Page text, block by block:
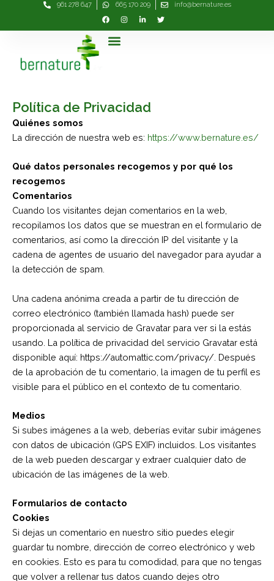
961 278 647 665 170 209 info@bernature.es
Menú
Política de Privacidad
Quiénes somos
La dirección de nuestra web es: https://www.bernature.es/
Qué datos personales recogemos y por qué los
recogemos
Comentarios
Cuando los visitantes dejan comentarios en la web,
recopilamos los datos que se muestran en el formulario de
comentarios, así como la dirección IP del visitante y la
cadena de agentes de usuario del navegador para ayudar a
la detección de spam.
Una cadena anónima creada a partir de tu dirección de
correo electrónico (también llamada hash) puede ser
proporcionada al servicio de Gravatar para ver si la estás
usando. La política de privacidad del servicio Gravatar está
disponible aquí: https://automattic.com/privacy/. Después
de la aprobación de tu comentario, la imagen de tu perfil es
visible para el público en el contexto de tu comentario.
Medios
Si subes imágenes a la web, deberías evitar subir imágenes
con datos de ubicación (GPS EXIF) incluidos. Los visitantes
de la web pueden descargar y extraer cualquier dato de
ubicación de las imágenes de la web.
Formularios de contacto
Cookies
Si dejas un comentario en nuestro sitio puedes elegir
guardar tu nombre, dirección de correo electrónico y web
en cookies. Esto es para tu comodidad, para que no tengas
que volver a rellenar tus datos cuando dejes otro